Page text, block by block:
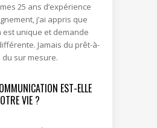
25 ans d’expérience
j’ai appris que
est unique et demande
Jamais du prêt-à-
sur mesure.
EST-ELLE
VIE ?